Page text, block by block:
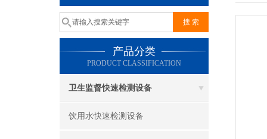
产品分类
PRODUCT CLASSIFICATION
卫生监督快速检测设备
饮用水快速检测设备